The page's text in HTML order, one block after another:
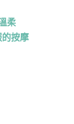
柔
按摩